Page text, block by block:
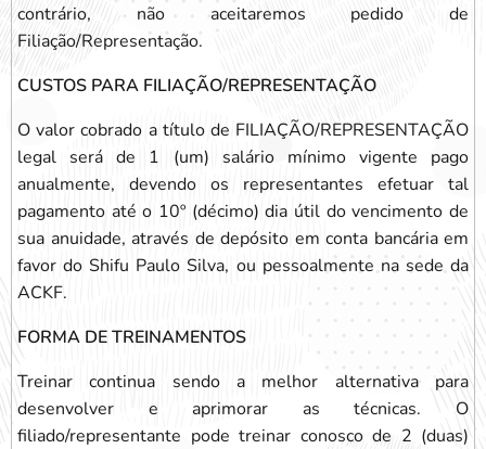
contrário, não aceitaremos pedido de
Filiação/Representação.
CUSTOS PARA FILIAÇÃO/REPRESENTAÇÃO
O valor cobrado a título de FILIAÇÃO/REPRESENTAÇÃO
legal será de 1 (um) salário mínimo vigente pago
anualmente, devendo os representantes efetuar tal
pagamento até o 10º (décimo) dia útil do vencimento de
sua anuidade, através de depósito em conta bancária em
favor do Shifu Paulo Silva, ou pessoalmente na sede da
ACKF.
FORMA DE TREINAMENTOS
Treinar continua sendo a melhor alternativa para
desenvolver e aprimorar as técnicas. O
filiado/representante pode treinar conosco de 2 (duas)